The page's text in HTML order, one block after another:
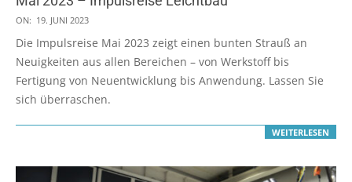
2023-
06-
19
ON: 19. JUNI 2023
Die Impulsreise Mai 2023 zeigt einen bunten Strauß an
Neuigkeiten aus allen Bereichen – von Werkstoff bis
Fertigung von Neuentwicklung bis Anwendung. Lassen Sie
sich überraschen.
WEITERLESEN